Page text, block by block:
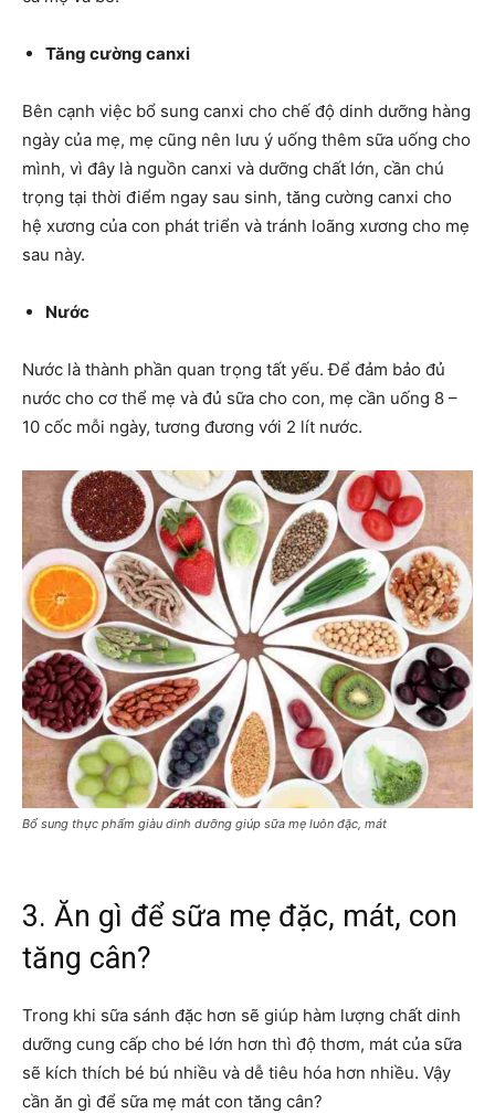
Tăng cường canxi
Bên cạnh việc bổ sung canxi cho chế độ dinh dưỡng hàng
ngày của mẹ, mẹ cũng nên lưu ý uống thêm sữa uống cho
mình, vì đây là nguồn canxi và dưỡng chất lớn, cần chú
trọng tại thời điểm ngay sau sinh, tăng cường canxi cho
hệ xương của con phát triển và tránh loãng xương cho mẹ
sau này.
Nước
Nước là thành phần quan trọng tất yếu. Để đảm bảo đủ
nước cho cơ thể mẹ và đủ sữa cho con, mẹ cần uống 8 –
10 cốc mỗi ngày, tương đương với 2 lít nước.
Bổ sung thực phẩm giàu dinh dưỡng giúp sữa mẹ luôn đặc, mát
3. Ăn gì để sữa mẹ đặc, mát, con
tăng cân?
Trong khi sữa sánh đặc hơn sẽ giúp hàm lượng chất dinh
dưỡng cung cấp cho bé lớn hơn thì độ thơm, mát của sữa
sẽ kích thích bé bú nhiều và dễ tiêu hóa hơn nhiều. Vậy
cần ăn gì để sữa mẹ mát con tăng cân?